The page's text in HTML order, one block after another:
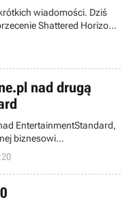
wiadomości. Dziś
Shattered Horizon,
Dust, a także demie
nad drugą
EntertainmentStandard,
biznesowi
miejsce w Warszawie